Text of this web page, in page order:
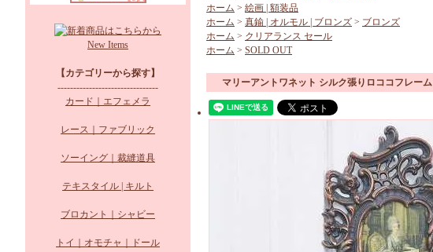
New Items
【カテゴリーから探す】
--------------------------------
カード｜エフェメラ
レース｜ファブリック
ソーイング｜裁縫道具
テキスタイル | キルト
ブロカント｜シャビー
トイ｜オモチャ｜ドール
ホーム > 絵画 | 額装品
ホーム > 真鍮 | オルモル | ブロンズ > ブロンズ
ホーム > クリアランス セール
ホーム > SOLD OUT
マリーアントワネット シルク張りロココフレーム